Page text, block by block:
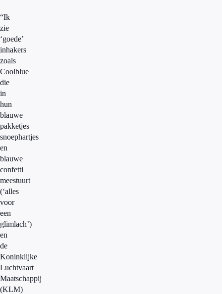
“Ik
zie
‘goede’
inhakers
zoals
Coolblue
die
in
hun
blauwe
pakketjes
snoephartjes
en
blauwe
confetti
meestuurt
(‘alles
voor
een
glimlach’)
en
de
Koninklijke
Luchtvaart
Maatschappij
(KLM)